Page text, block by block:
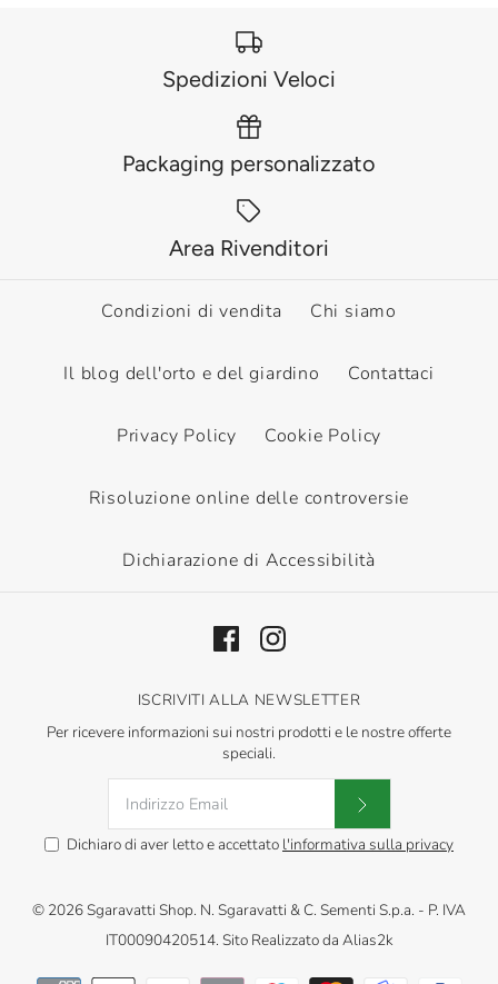
Spedizioni Veloci
Packaging personalizzato
Area Rivenditori
Condizioni di vendita Chi siamo
Il blog dell'orto e del giardino Contattaci
Privacy Policy Cookie Policy
Risoluzione online delle controversie
Dichiarazione di Accessibilità
ISCRIVITI ALLA NEWSLETTER
Per ricevere informazioni sui nostri prodotti e le nostre offerte
speciali.
Dichiaro di aver letto e accettato l'informativa sulla privacy
© 2026Sgaravatti Shop. N. Sgaravatti & C. Sementi S.p.a. - P. IVA
IT00090420514. Sito Realizzato da Alias2k